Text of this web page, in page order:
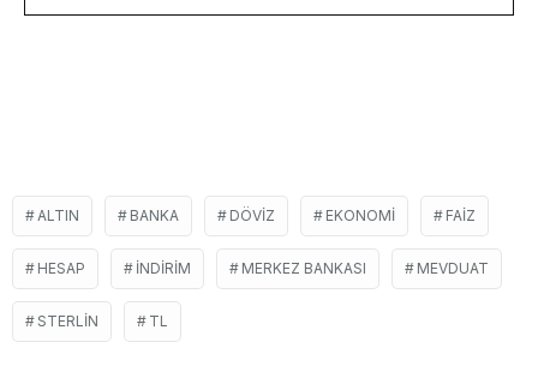
ALTIN BANKA DÖVIZ EKONOMI FAIZ
HESAP INDIRIM MERKEZ BANKASI MEVDUAT
STERLIN TL